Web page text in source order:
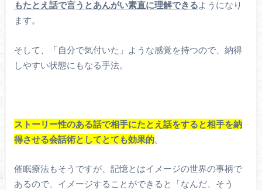
もたとえ話で言うとあんがい素直に理解できるようになり
ます。
そして、「自分で気付いた」ような感覚を持つので、納得
しやすい状態にもなる手法。
ストーリー性のある話で相手にたとえ話をすると相手を納
得させる会話術としてとても効果的。
催眠療法もそうですが、記憶とはイメージの世界の事柄で
あるので、イメージすることができると「なんだ、そう